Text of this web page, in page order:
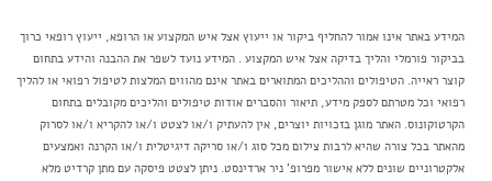
המידע באתר אינו אמור להחליף ביקור או ייעוץ אצל איש המקצוע או הרופא, ייעוץ רופאי כרוך
בביקור פורמלי והליך בדיקה אצל איש המקצוע . המידע נועד לשפר את ההבנה והידע בתחום
קוצר ראייה. הטיפולים וההליכים המתוארים באתר אינם מהווים המלצות לטיפול רפואי או להליך
רפואי וכל מטרתם לספק מידע, תיאור והסברים אודות טיפולים והליכים מקובלים בתחום
הקרטוקונוס. האתר מוגן בזכויות יוצרים, אין להעתיק ו/או לצטט ו/או להקריא ו/או לסרוק
מהאתר בכל צורה שהיא לרבות צילום מכל סוג ו/או סריקה דיגיטלית ו/או הקרנה ואמצעים
אלקטרוניים שונים ללא אישור מפרופ' ניר ארדינסט. ניתן לצטט פיסקה עם מתן קרדיט מלא